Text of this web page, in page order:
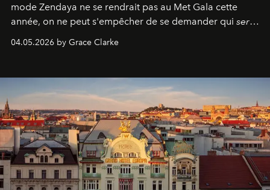
mode Zendaya ne se rendrait pas au Met Gala cette
année, on ne peut s'empêcher de se demander qui sera
04.05.2026 by Grace Clarke